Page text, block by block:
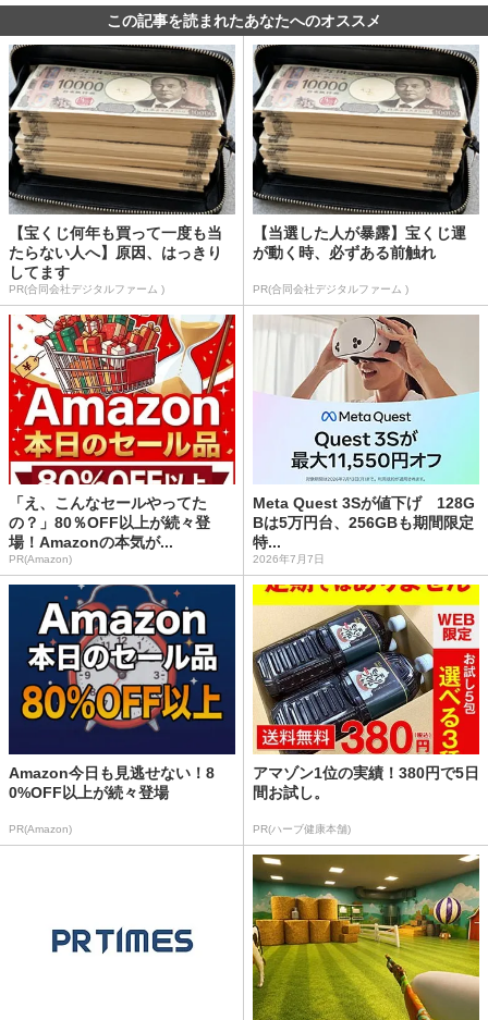
この記事を読まれたあなたへのオススメ
【宝くじ何年も買って一度も当
たらない人へ】原因、はっきり
してます
PR(合同会社デジタルファーム )
【当選した人が暴露】宝くじ運
が動く時、必ずある前触れ
PR(合同会社デジタルファーム )
「え、こんなセールやってた
の？」80％OFF以上が続々登
場！Amazonの本気が...
PR(Amazon)
Meta Quest 3Sが値下げ 128G
Bは5万円台、256GBも期間限定
特...
2026年7月7日
Amazon今日も見逃せない！8
0%OFF以上が続々登場
PR(Amazon)
アマゾン1位の実績！380円で5日
間お試し。
PR(ハーブ健康本舗)